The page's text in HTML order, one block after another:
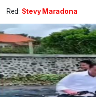
Red: Stevy Maradona